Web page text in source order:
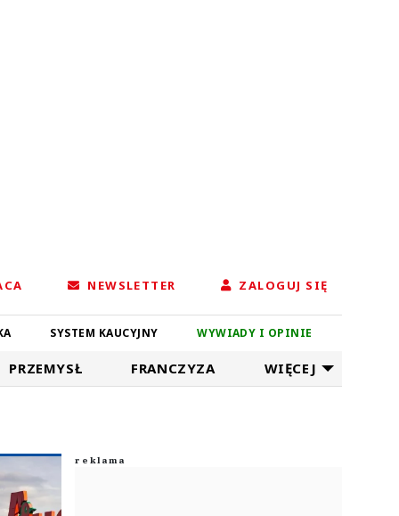
NEWSLETTER ZALOGUJ SIĘ
SYSTEM KAUCYJNY WYWIADY I OPINIE
PRZEMYSŁ FRANCZYZA WIĘCEJ